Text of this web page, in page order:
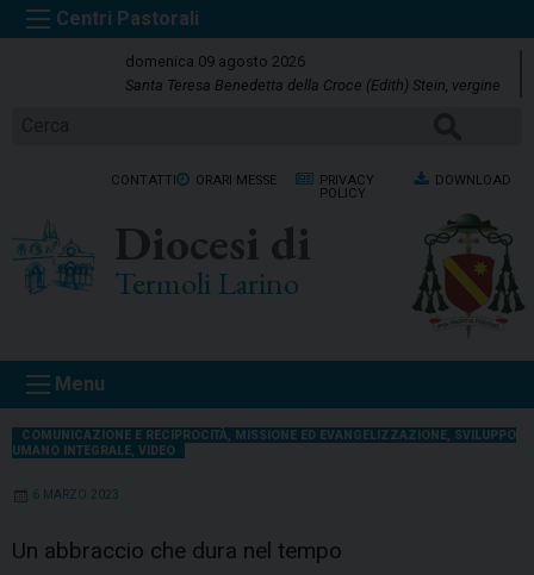
k
t
domenica 09 agosto 2026
Santa Teresa Benedetta della Croce (Edith) Stein, vergine
CONTATTI ORARI MESSE
PRIVACY
POLICY
DOWNLOAD
Diocesi di
Termoli Larino
Menu
COMUNICAZIONE E RECIPROCITÀ, MISSIONE ED EVANGELIZZAZIONE, SVILUPPO
UMANO INTEGRALE, VIDEO
6 MARZO 2023
Un abbraccio che dura nel tempo